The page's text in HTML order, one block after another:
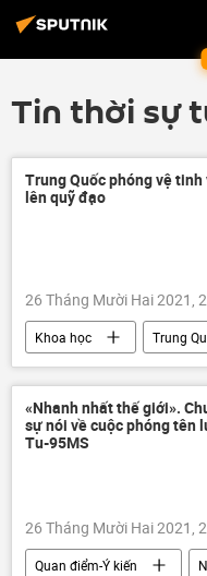
Tin thời sự
Trung Quốc phóng vệ
lên quỹ đạo
26 Tháng Mười Hai 2021,
Khoa học
Trung
Nhà khoa học
vệ
«Nhanh nhất thế giới».
sự nói về cuộc phóng tên
Tu-95MS
26 Tháng Mười Hai 2021,
Quan điểm-Ý kiến